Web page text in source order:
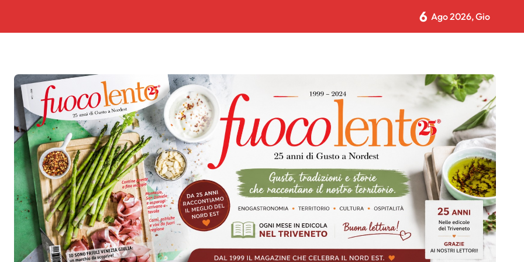
Aussa Corno»
QUANDO L’ENTUSIASMO DEI RAGAZZI SI SCONTRA CON L’ADULTO CHE DIMENTICA DI ESSERE STATO
presi
riceverà il riconoscimento “Ambassador of Freedom”. Gran finale con Il Volo
6 Ago 2026, Gio